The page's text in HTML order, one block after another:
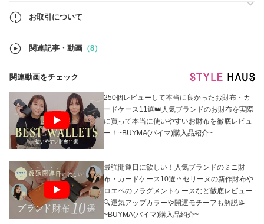
→
https://www.buyma.com/buyer/841549/post/337736.html
買付済の商品のみを販売しており手元に在庫がございます。
※なお、システム上、他サイトでも販売しているため、タイムラグによ
あらかじめご了承ください。
お取引について
関連記事・動画 （8）
関連動画をチェック
250個レビューして本当に良かったお財布・カ
ードケース11選👑人気ブランドのお財布を実際
に買って本当に使いやすいお財布を徹底レビュ
ー！~BUYMA(バイマ)購入品紹介~
最強開運日に欲しい！人気ブランドのミニ財
布・カードケース10選👛セリーヌの新作財布や
ロエベのフラグメントケースなど徹底レビュー
🔍運気アップカラーや開運モチーフも解説📝
~BUYMA(バイマ)購入品紹介~